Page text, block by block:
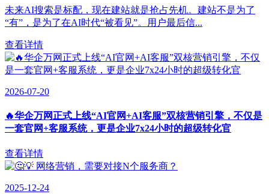
未来AI搜索是标配，现在建站就是抢占先机。建站不是为了
“有”，是为了在AI时代“被看见”。用户最后信...
查看详情
2026-07-20
🔥华企万网正式上线“AI官网+AI客服”双核营销引擎，不仅是
一套官网+客服系统，更是企业7x24小时的超级转化官
查看详情
2025-12-24